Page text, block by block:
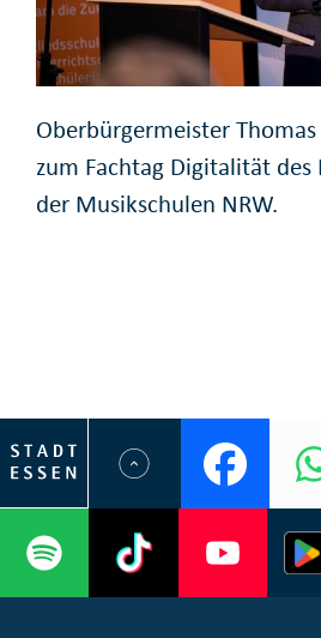
Oberbürgermeister
zum Fachtag Digitalität des
der Musikschulen NRW.